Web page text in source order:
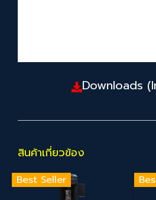
Downloads
สินค้าเกี่ยวข้อง
Best Seller